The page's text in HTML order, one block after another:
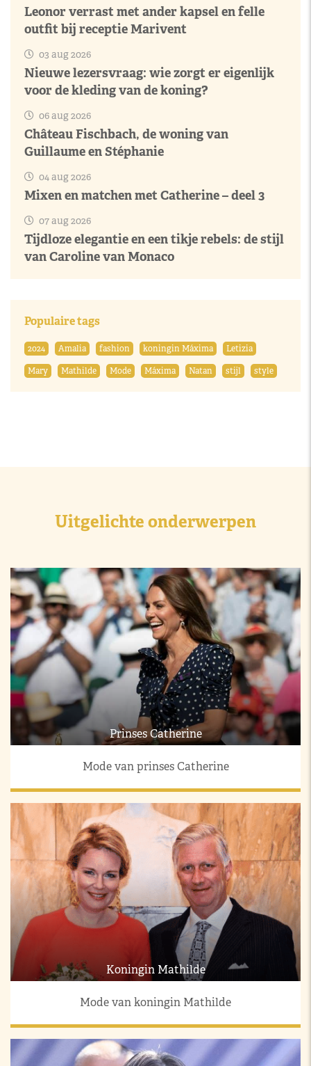
Leonor verrast met ander kapsel en felle
outfit bij receptie Marivent
03 aug 2026
Nieuwe lezersvraag: wie zorgt er eigenlijk
voor de kleding van de koning?
06 aug 2026
Château Fischbach, de woning van
Guillaume en Stéphanie
04 aug 2026
Mixen en matchen met Catherine – deel 3
07 aug 2026
Tijdloze elegantie en een tikje rebels: de stijl
van Caroline van Monaco
Populaire tags
2024 Amalia fashion koningin Máxima
Letizia
Mary
Mathilde Mode Máxima Natan stijl style
Uitgelichte onderwerpen
Prinses Catherine
Mode van prinses Catherine
Koningin Mathilde
Mode van koningin Mathilde